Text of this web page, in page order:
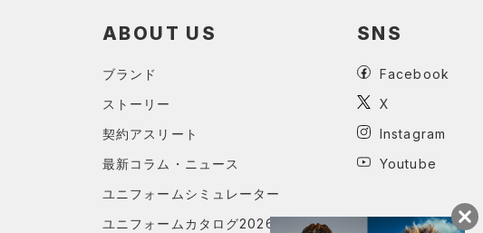
ABOUT US
ブランド
ストーリー
契約アスリート
最新コラム・ニュース
ユニフォームシミュレーター
ユニフォームカタログ2026
SNS
Facebook
X
Instagram
Youtube